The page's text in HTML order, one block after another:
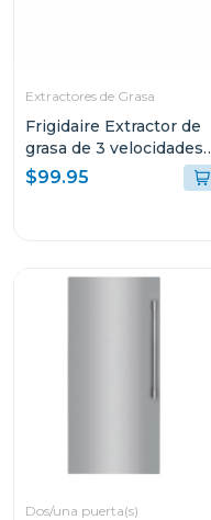
Extractores de Grasa
Frigidaire Extractor de
grasa de 3 velocidades
fjse249t
$99.95
Dos/una puerta(s)